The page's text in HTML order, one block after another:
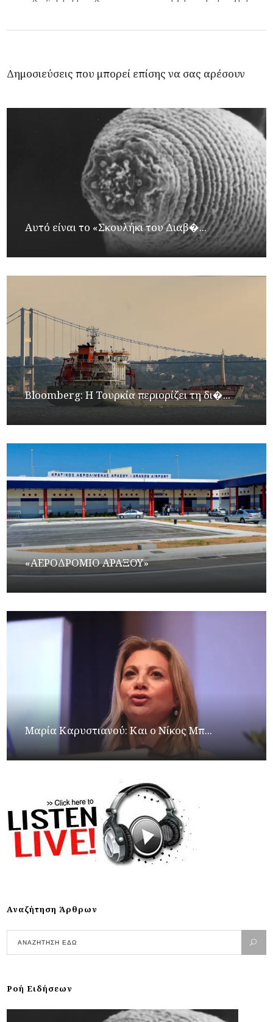
Δημοσιεύσεις που μπορεί επίσης να σας αρέσουν
Αυτό είναι το «Σκουλήκι του Διαβ�...
Bloomberg: Η Τουρκία περιορίζει τη δι�...
«ΑΕΡΟΔΡΟΜΙΟ ΑΡΑΞΟΥ»
Μαρία Καρυστιανού: Και ο Νίκος Μπ...
Αναζήτηση Άρθρων
Ροή Ειδήσεων